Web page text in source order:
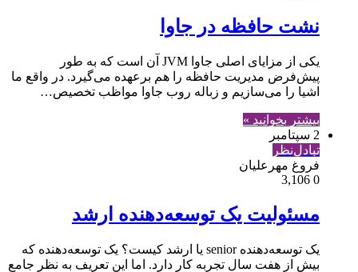
نشت حافظه در جاوا
یکی از مزایای اصلی جاوا JVM آن است که به طور
پیش‌فرض مدیریت حافظه را هم برعهده می‌گیرد. در واقع ما
اشیا را می‌سازیم و زباله روب جاوا مواظب تخصیص…
بیشتر بخوانید »
2 سپتامبر
تبادل‌نظر
فروغ مهرعلیان
0
مسئولیت یک توسعه‌دهنده ارشد
یک توسعه‌دهنده senior یا ارشد کیست؟ یک توسعه‌دهنده که
بیش از هفت سال تجربه کار دارد. اما این تعریف به نظر جامع